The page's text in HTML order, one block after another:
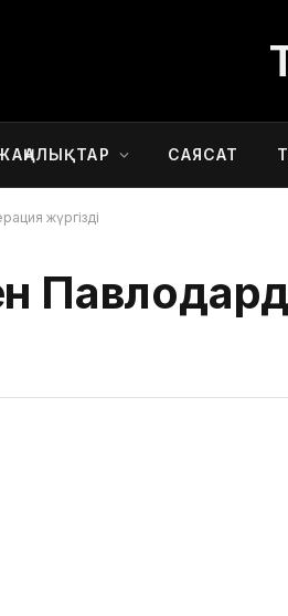
САЯСАТ
жүргізді